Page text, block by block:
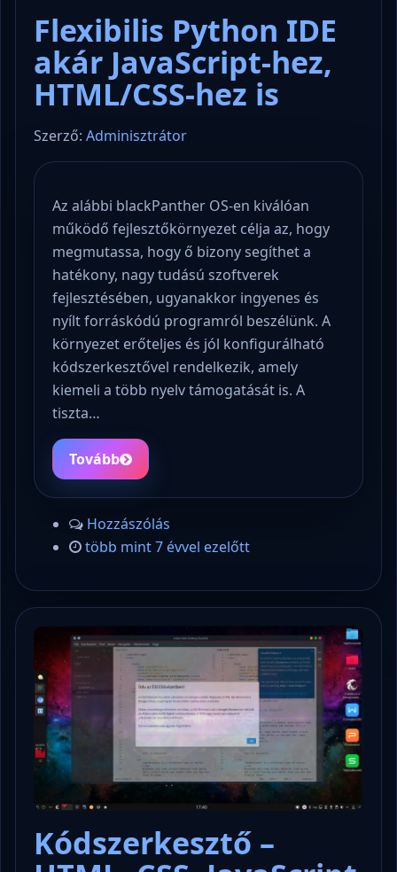
Flexibilis Python IDE
akár JavaScript-hez,
HTML/CSS-hez is
Szerző: Adminisztrátor
Az alábbi blackPanther OS-en kiválóan
működő fejlesztőkörnyezet célja az, hogy
megmutassa, hogy ő bizony segíthet a
hatékony, nagy tudású szoftverek
fejlesztésében, ugyanakkor ingyenes és
nyílt forráskódú programról beszélünk. A
környezet erőteljes és jól konfigurálható
kódszerkesztővel rendelkezik, amely
kiemeli a több nyelv támogatását is. A
tiszta…
Tovább
Hozzászólás
több mint 7 évvel ezelőtt
Kódszerkesztő –